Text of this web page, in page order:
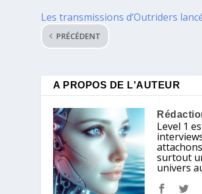
Les transmissions d’Outriders
PRÉCÉDENT
A PROPOS DE L'AUTEUR
Level 1
surtout
univers